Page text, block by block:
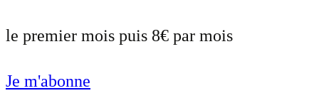
le premier mois puis 8€ par mois
Je m'abonne